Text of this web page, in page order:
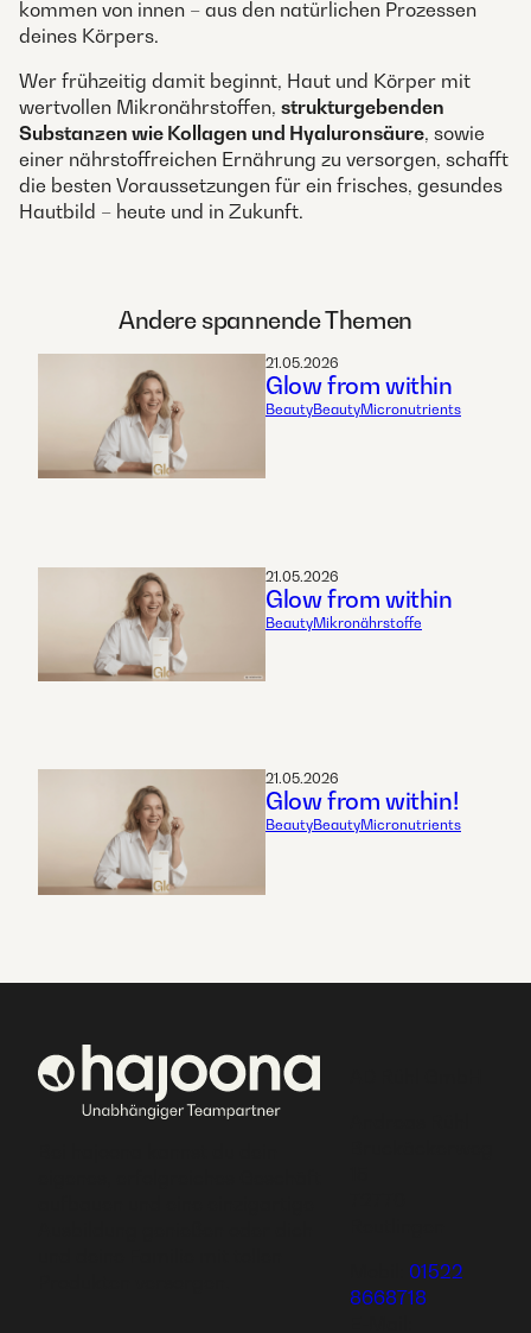
kommen von innen – aus den natürlichen Prozessen
deines Körpers.
Wer frühzeitig damit beginnt, Haut und Körper mit
wertvollen Mikronährstoffen, strukturgebenden
Substanzen wie Kollagen und Hyaluronsäure, sowie
einer nährstoffreichen Ernährung zu versorgen, schafft
die besten Voraussetzungen für ein frisches, gesundes
Hautbild – heute und in Zukunft.
Andere spannende Themen
21.05.2026
Glow from within
BeautyBeautyMicronutrients
21.05.2026
Glow from within
BeautyMikronährstoffe
21.05.2026
Glow from within!
BeautyBeautyMicronutrients
01522
8668718